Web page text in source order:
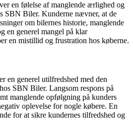
en følelse af manglende ærlighed og
SBN Biler. Kunderne nævner, at de
om bilernes historie, manglende
en generel mangel på klar
en mistillid og frustration hos køberne.
en generel utilfredshed med den
SBN Biler. Langsom respons på
manglende opfølgning på kunders
oplevelse for nogle købere. En
for at sikre kundernes tilfredshed og